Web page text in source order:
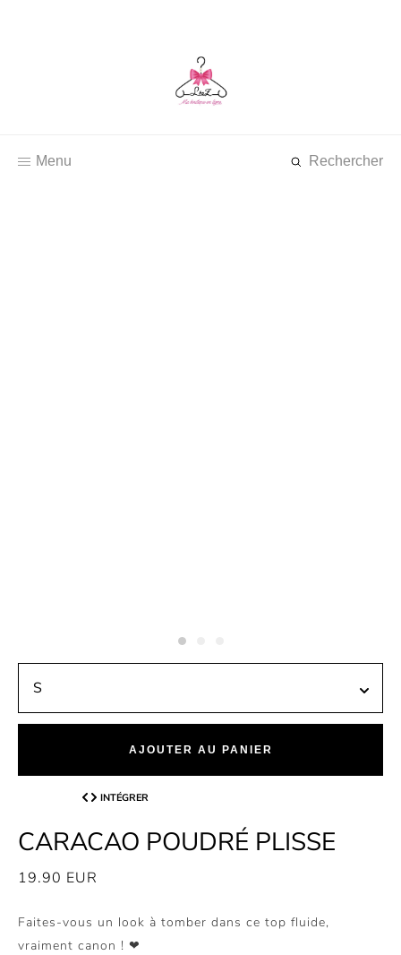
Menu Rechercher
AJOUTER AU PANIER
INTÉGRER
CARACAO POUDRÉ PLISSE
19.90 EUR
Faites-vous un look à tomber dans ce top fluide,
vraiment canon ! ❤